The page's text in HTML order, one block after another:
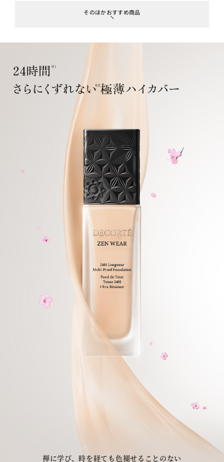
そのほかおすすめ商品
禅に学び、時を経ても色褪せることのない